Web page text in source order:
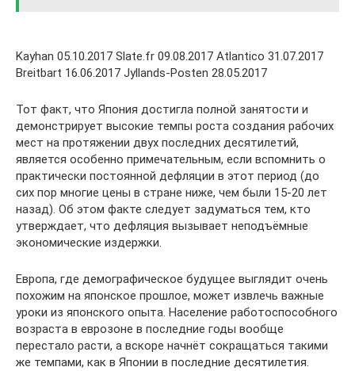
Kayhan 05.10.2017 Slate.fr 09.08.2017 Atlantico 31.07.2017
Breitbart 16.06.2017 Jyllands-Posten 28.05.2017
Тот факт, что Япония достигла полной занятости и
демонстрирует высокие темпы роста создания рабочих
мест на протяжении двух последних десятилетий,
является особенно примечательным, если вспомнить о
практически постоянной дефляции в этот период (до
сих пор многие цены в стране ниже, чем были 15-20 лет
назад). Об этом факте следует задуматься тем, кто
утверждает, что дефляция вызывает неподъёмные
экономические издержки.
Европа, где демографическое будущее выглядит очень
похожим на японское прошлое, может извлечь важные
уроки из японского опыта. Население работоспособного
возраста в еврозоне в последние годы вообще
перестало расти, а вскоре начнёт сокращаться такими
же темпами, как в Японии в последние десятилетия.